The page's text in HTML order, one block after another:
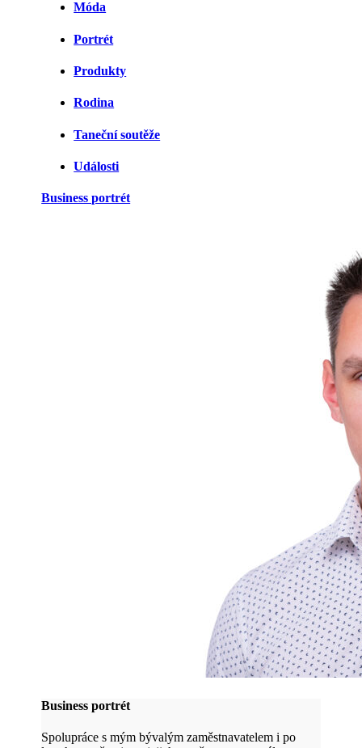
Móda
Portrét
Produkty
Rodina
Taneční soutěže
Události
Business portrét
Business portrét
Spolupráce s mým bývalým zaměstnavatelem i po